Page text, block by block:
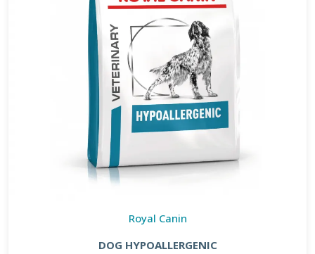
Royal Canin
DOG HYPOALLERGENIC